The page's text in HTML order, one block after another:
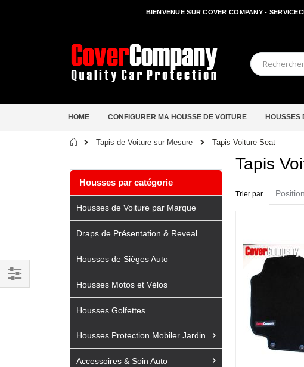
BIENVENUE SUR COVER COMPANY -
HOME CONFIGURER MA HOUSSE DE VOITURE HOUSSES
Accueil
Tapis de Voiture sur Mesure Tapis Voiture Seat
Tapis
Trier par
Housses par catégorie
Housses de Voiture par Marque
Draps de Présentation & Reveal
Housses de Sièges Auto
Housses Motos et Vélos
Housses Golfettes
Housses Protection Mobiler Jardin
Accessoires & Soin Auto
Filtrer